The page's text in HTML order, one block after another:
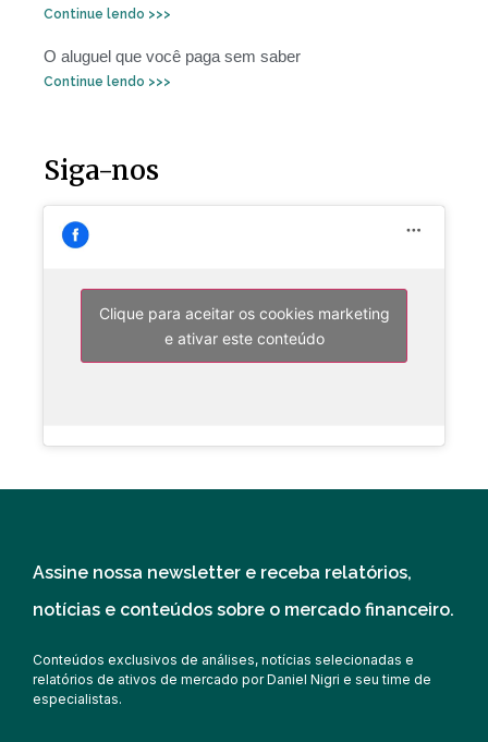
Continue lendo >>>
O aluguel que você paga sem saber
Continue lendo >>>
Siga-nos
Clique para aceitar os cookies marketing
e ativar este conteúdo
Assine nossa newsletter e receba relatórios,
notícias e conteúdos sobre o mercado financeiro.
Conteúdos exclusivos de análises, notícias selecionadas e
relatórios de ativos de mercado por Daniel Nigri e seu time de
especialistas.